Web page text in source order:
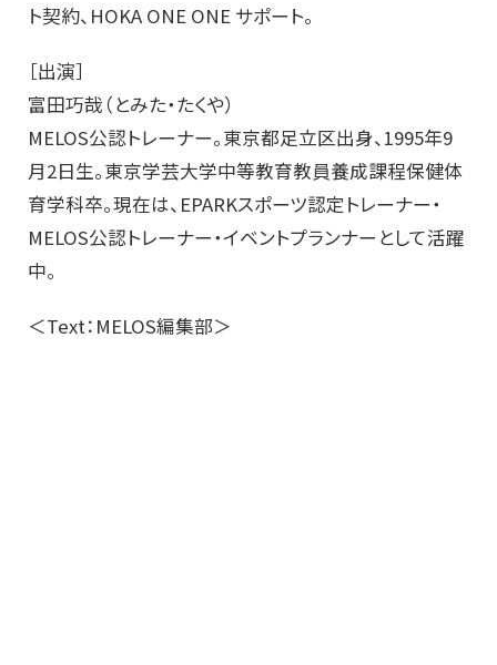
ト契約、HOKA ONE ONE サポート。
［出演］
富田巧哉（とみた・たくや）
MELOS公認トレーナー。東京都足立区出身、1995年9
月2日生。東京学芸大学中等教育教員養成課程保健体
育学科卒。現在は、EPARKスポーツ認定トレーナー・
MELOS公認トレーナー・イベントプランナーとして活躍
中。
＜Text：MELOS編集部＞